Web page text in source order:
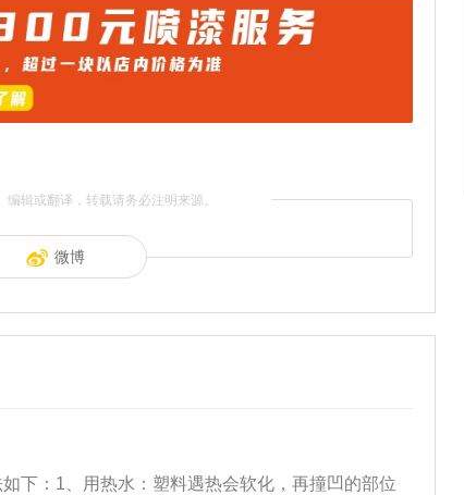
编辑或翻译，转载请务必注明来源。
微博
下：1、用热水：塑料遇热会软化，再撞凹的部位